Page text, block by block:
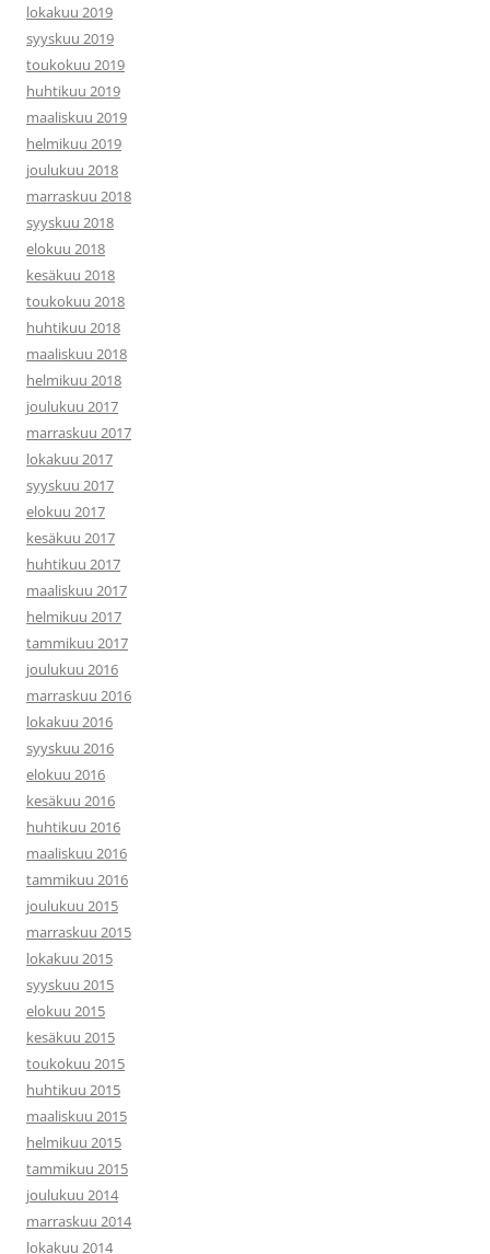
lokakuu 2019
syyskuu 2019
toukokuu 2019
huhtikuu 2019
maaliskuu 2019
helmikuu 2019
joulukuu 2018
marraskuu 2018
syyskuu 2018
elokuu 2018
kesäkuu 2018
toukokuu 2018
huhtikuu 2018
maaliskuu 2018
helmikuu 2018
joulukuu 2017
marraskuu 2017
lokakuu 2017
syyskuu 2017
elokuu 2017
kesäkuu 2017
huhtikuu 2017
maaliskuu 2017
helmikuu 2017
tammikuu 2017
joulukuu 2016
marraskuu 2016
lokakuu 2016
syyskuu 2016
elokuu 2016
kesäkuu 2016
huhtikuu 2016
maaliskuu 2016
tammikuu 2016
joulukuu 2015
marraskuu 2015
lokakuu 2015
syyskuu 2015
elokuu 2015
kesäkuu 2015
toukokuu 2015
huhtikuu 2015
maaliskuu 2015
helmikuu 2015
tammikuu 2015
joulukuu 2014
marraskuu 2014
lokakuu 2014